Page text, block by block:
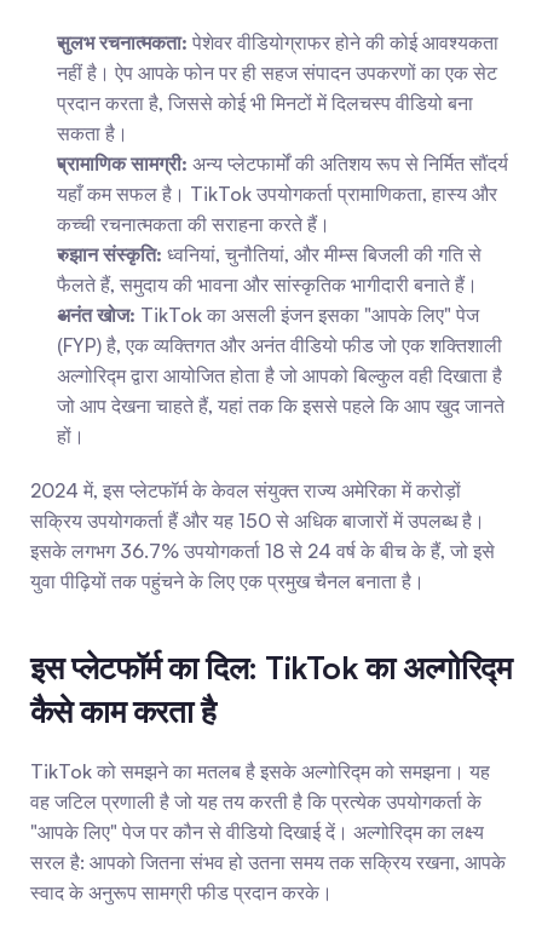
सुलभ रचनात्मकता: पेशेवर वीडियोग्राफर होने की कोई आवश्यकता
नहीं है। ऐप आपके फोन पर ही सहज संपादन उपकरणों का एक सेट
प्रदान करता है, जिससे कोई भी मिनटों में दिलचस्प वीडियो बना
सकता है।
प्रामाणिक सामग्री: अन्य प्लेटफार्मों की अतिशय रूप से निर्मित सौंदर्य
यहाँ कम सफल है। TikTok उपयोगकर्ता प्रामाणिकता, हास्य और
कच्ची रचनात्मकता की सराहना करते हैं।
रुझान संस्कृति: ध्वनियां, चुनौतियां, और मीम्स बिजली की गति से
फैलते हैं, समुदाय की भावना और सांस्कृतिक भागीदारी बनाते हैं।
अनंत खोज: TikTok का असली इंजन इसका "आपके लिए" पेज
(FYP) है, एक व्यक्तिगत और अनंत वीडियो फीड जो एक शक्तिशाली
अल्गोरिद्म द्वारा आयोजित होता है जो आपको बिल्कुल वही दिखाता है
जो आप देखना चाहते हैं, यहां तक कि इससे पहले कि आप खुद जानते
हों।
2024 में, इस प्लेटफॉर्म के केवल संयुक्त राज्य अमेरिका में करोड़ों
सक्रिय उपयोगकर्ता हैं और यह 150 से अधिक बाजारों में उपलब्ध है।
इसके लगभग 36.7% उपयोगकर्ता 18 से 24 वर्ष के बीच के हैं, जो इसे
युवा पीढ़ियों तक पहुंचने के लिए एक प्रमुख चैनल बनाता है।
इस प्लेटफॉर्म का दिल: TikTok का अल्गोरिद्म
कैसे काम करता है
TikTok को समझने का मतलब है इसके अल्गोरिद्म को समझना। यह
वह जटिल प्रणाली है जो यह तय करती है कि प्रत्येक उपयोगकर्ता के
"आपके लिए" पेज पर कौन से वीडियो दिखाई दें। अल्गोरिद्म का लक्ष्य
सरल है: आपको जितना संभव हो उतना समय तक सक्रिय रखना, आपके
स्वाद के अनुरूप सामग्री फीड प्रदान करके।